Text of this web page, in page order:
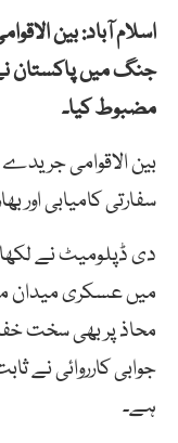
اسلام آباد: بین
جنگ میں پاکستان
مضبوط کیا۔
بین الاقوامی
سفارتی کامیابی اور
دی ڈپلومیٹ نے
میں عسکری میدان
محاذ پر بھی سخت
جوابی کارروائی نے
ہے۔